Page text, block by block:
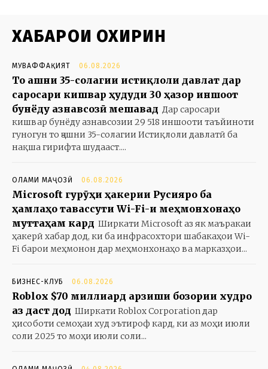
ХАБАРҲОИ ОХИРИН
МУВАФФАҚИЯТ 06.08.2026
То ҷашни 35-солагии истиқлоли давлат дар
саросари кишвар ҳудуди 30 ҳазор иншоот
бунёду азнавсозӣ мешавад Дар саросари
кишвар бунёду азнавсозии 29 518 иншооти таъйиноти
гуногун то ҷашни 35-солагии Истиқлоли давлатӣ ба
нақша гирифта шудааст....
ОЛАМИ МАҶОЗӢ 06.08.2026
Microsoft гурӯҳи ҳакерии Русияро ба
ҳамлаҳо тавассути Wi-Fi-и меҳмонхонаҳо
муттаҳам кард Ширкати Microsoft аз як маъракаи
ҳакерӣ хабар дод, ки ба инфрасохтори шабакаҳои Wi-
Fi барои меҳмонон дар меҳмонхонаҳо ва марказҳои...
БИЗНЕС-КЛУБ 06.08.2026
Roblox $70 миллиард арзиши бозории худро
аз даст дод Ширкати Roblox Corporation дар
ҳисоботи семоҳаи худ эътироф кард, ки аз моҳи июли
соли 2025 то моҳи июли соли...